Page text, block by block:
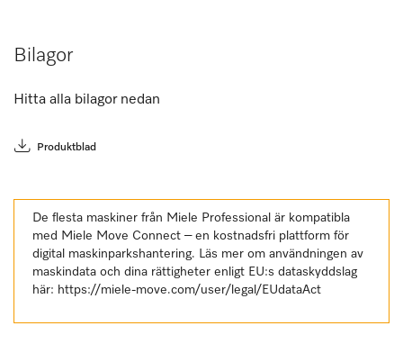
Bilagor
Hitta alla bilagor nedan
Produktblad
De flesta maskiner från Miele Professional är kompatibla
med Miele Move Connect – en kostnadsfri plattform för
digital maskinparkshantering. Läs mer om användningen av
maskindata och dina rättigheter enligt EU:s dataskyddslag
här: https://miele-move.com/user/legal/EUdataAct